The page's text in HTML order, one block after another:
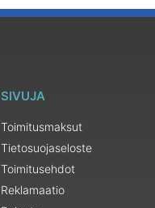
SIVUJA
Toimitusmaksut
Tietosuojaseloste
Toimitusehdot
Reklamaatio